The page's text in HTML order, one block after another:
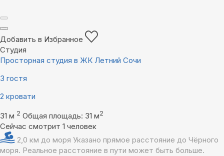
Добавить в Избранное
Студия
Просторная студия в ЖК Летний Сочи
3 гостя
2 кровати
31 м 2 Общая площадь: 31 м2
Сейчас смотрит 1 человек
2,0 км до моря Указано прямое расстояние до Чёрного
моря. Реальное расстояние в пути может быть больше.